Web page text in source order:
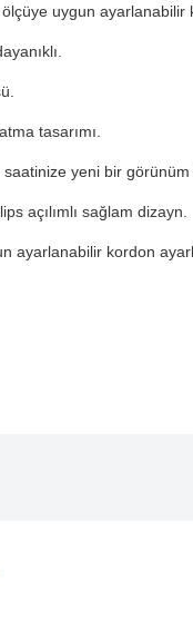
uygun ayarlanabilir
tasarımı.
yeni bir görünüm
açılımlı sağlam dizayn.
ayarlanabilir kordon